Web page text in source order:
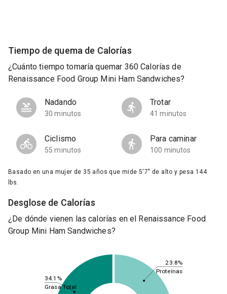
Tiempo de quema de Calorías
¿Cuánto tiempo tomaría quemar 360 Calorías de
Renaissance Food Group Mini Ham Sandwiches?
Nadando
30 minutos
Trotar
41 minutos
Ciclismo
55 minutos
Para caminar
100 minutos
Basado en una mujer de 35 años que mide 5'7" de alto y pesa 144
lbs.
Desglose de Calorías
¿De dónde vienen las calorías en el Renaissance Food
Group Mini Ham Sandwiches?
23.8%
34.1%
Proteínas
Grasa Total